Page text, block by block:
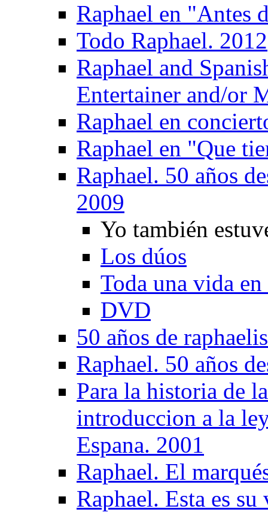
Raphael en "Antes
Todo Raphael. 2012
Raphael and
Entertainer and/or
Raphael en
Raphael en "Que
Raphael. 50 años
2009
Yo también
Los dúos
Toda una vida
DVD
50 años de
Raphael. 50 años
Para la historia de
introduccion a la
Espana. 2001
Raphael. El
Raphael. Esta es